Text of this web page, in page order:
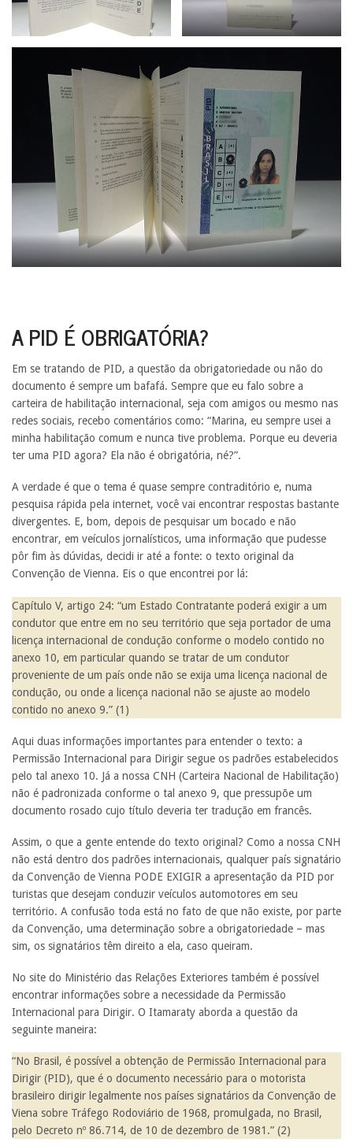
A PID É OBRIGATÓRIA?
Em se tratando de PID, a questão da obrigatoriedade ou não do
documento é sempre um bafafá. Sempre que eu falo sobre a
carteira de habilitação internacional, seja com amigos ou mesmo nas
redes sociais, recebo comentários como: “Marina, eu sempre usei a
minha habilitação comum e nunca tive problema. Porque eu deveria
ter uma PID agora? Ela não é obrigatória, né?”.
A verdade é que o tema é quase sempre contraditório e, numa
pesquisa rápida pela internet, você vai encontrar respostas bastante
divergentes. E, bom, depois de pesquisar um bocado e não
encontrar, em veículos jornalísticos, uma informação que pudesse
pôr fim às dúvidas, decidi ir até a fonte: o texto original da
Convenção de Vienna. Eis o que encontrei por lá:
Capítulo V, artigo 24: “um Estado Contratante poderá exigir a um
condutor que entre em no seu território que seja portador de uma
licença internacional de condução conforme o modelo contido no
anexo 10, em particular quando se tratar de um condutor
proveniente de um país onde não se exija uma licença nacional de
condução, ou onde a licença nacional não se ajuste ao modelo
contido no anexo 9.” (1)
Aqui duas informações importantes para entender o texto: a
Permissão Internacional para Dirigir segue os padrões estabelecidos
pelo tal anexo 10. Já a nossa CNH (Carteira Nacional de Habilitação)
não é padronizada conforme o tal anexo 9, que pressupõe um
documento rosado cujo título deveria ter tradução em francês.
Assim, o que a gente entende do texto original? Como a nossa CNH
não está dentro dos padrões internacionais, qualquer país signatário
da Convenção de Vienna PODE EXIGIR a apresentação da PID por
turistas que desejam conduzir veículos automotores em seu
território. A confusão toda está no fato de que não existe, por parte
da Convenção, uma determinação sobre a obrigatoriedade – mas
sim, os signatários têm direito a ela, caso queiram.
No site do Ministério das Relações Exteriores também é possível
encontrar informações sobre a necessidade da Permissão
Internacional para Dirigir. O Itamaraty aborda a questão da
seguinte maneira:
“No Brasil, é possível a obtenção de Permissão Internacional para
Dirigir (PID), que é o documento necessário para o motorista
brasileiro dirigir legalmente nos países signatários da Convenção de
Viena sobre Tráfego Rodoviário de 1968, promulgada, no Brasil,
pelo Decreto nº 86.714, de 10 de dezembro de 1981.” (2)